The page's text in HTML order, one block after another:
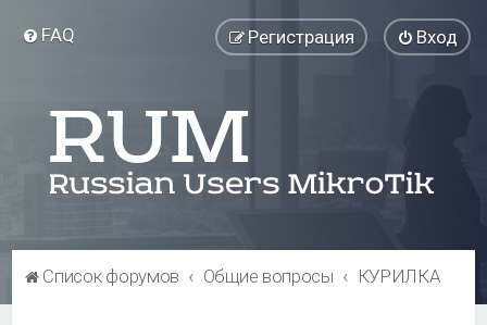
FAQ Вход
Регистрация
Список форумов Общие вопросы КУРИЛКА